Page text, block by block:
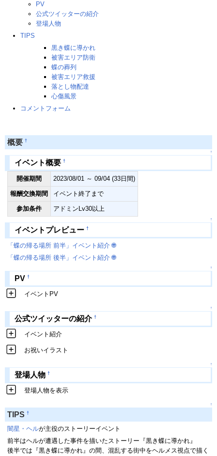
PV
公式ツイッターの紹介
登場人物
TIPS
黒き蝶に導かれ
被害エリア防衛
蝶の葬列
被害エリア救援
落とし物配達
心傷風景
コメントフォーム
概要 †
↑
イベント概要 †
開催期間 2023/08/01 ～ 09/04 (33日間)
報酬交換期間 イベント終了まで
参加条件 アドミンLv30以上
↑
イベントプレビュー †
「蝶の帰る場所 前半」イベント紹介 🌐
「蝶の帰る場所 後半」イベント紹介 🌐
↑
PV †
イベントPV
↑
公式ツイッターの紹介 †
イベント紹介
お祝いイラスト
↑
登場人物 †
登場人物を表示
↑
TIPS †
闇星・ヘルが主役のストーリーイベント
前半はヘルが遭遇した事件を描いたストーリー『黒き蝶に導かれ』
後半では『黒き蝶に導かれ』の間、混乱する街中をヘルメス視点で描く